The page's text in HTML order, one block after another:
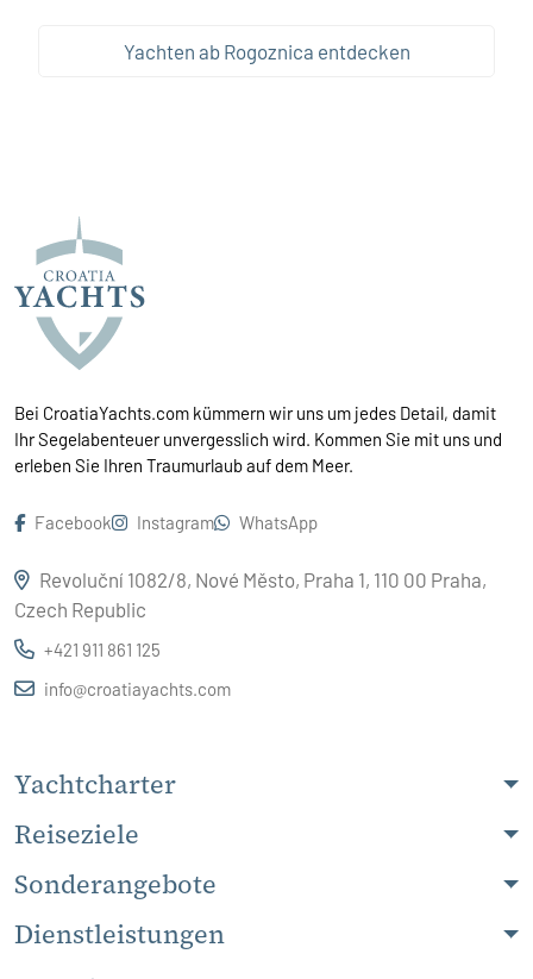
Yachten ab Rogoznica entdecken
Bei CroatiaYachts.com kümmern wir uns um jedes Detail, damit
Ihr Segelabenteuer unvergesslich wird. Kommen Sie mit uns und
erleben Sie Ihren Traumurlaub auf dem Meer.
Facebook Instagram WhatsApp
Revoluční 1082/8, Nové Město, Praha 1, 110 00 Praha,
Czech Republic
+421 911 861 125
info@croatiayachts.com
Yachtcharter
Reiseziele
Sonderangebote
Dienstleistungen